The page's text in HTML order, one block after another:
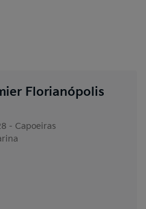
Florianópolis
- Capoeiras